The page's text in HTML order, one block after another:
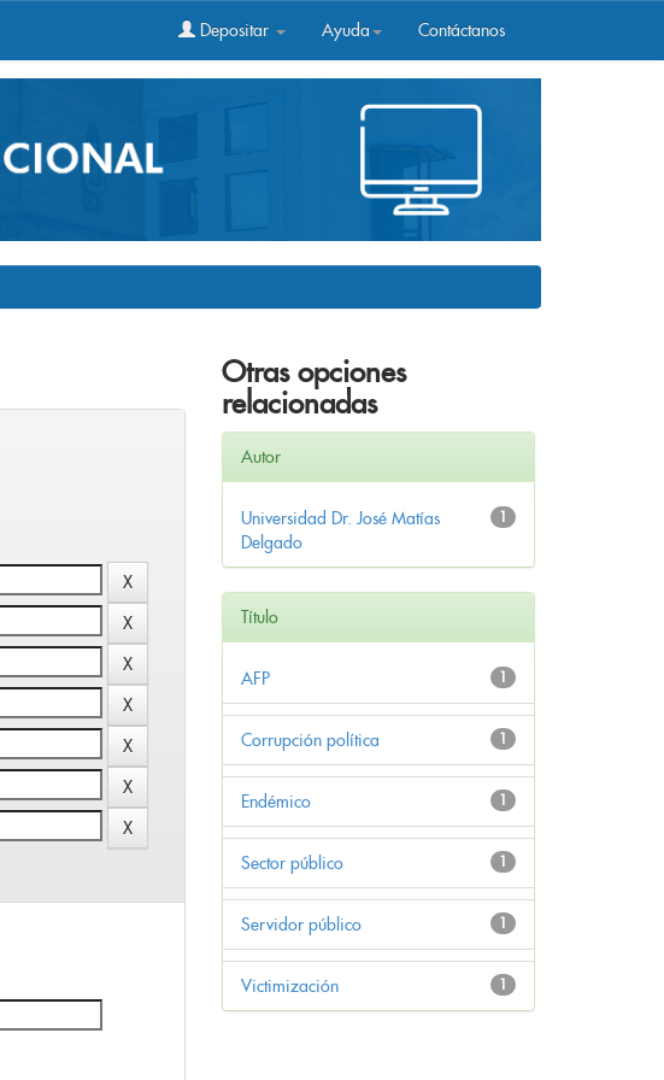
Depositar Ayuda Contáctanos
Otras opciones
relacionadas
Autor
1
Universidad Dr. José Matías
Delgado
Título
1
AFP
1
Corrupción política
1
Endémico
1
Sector público
1
Servidor público
1
Victimización